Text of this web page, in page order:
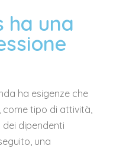
ha una
ha esigenze che
tipo di attività,
dei dipendenti
una